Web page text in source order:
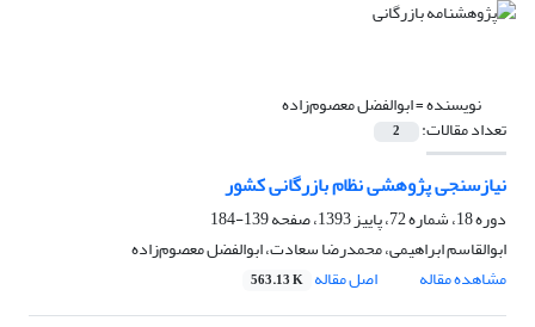
نویسنده =ابوالفضل معصوم‌زاده
تعداد مقالات: 2
نیازسنجی پژوهشی نظام بازرگانی کشور
دوره 18، شماره 72، پاییز 1393، صفحه
139-184
ابوالقاسم ابراهیمی، محمدرضا سعادت، ابوالفضل معصوم‌زاده
مشاهده مقاله
اصل مقاله 563.13 K